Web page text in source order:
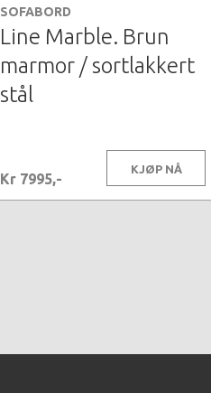
SOFABORD
Line Marble. Brun
marmor / sortlakkert
stål
Kr 7995,-
KJØP NÅ